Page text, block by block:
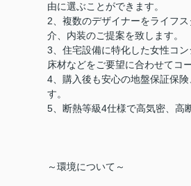
由に選ぶことができます。
2、複数のデザイナーをライフ
介、内装のご提案を致します。
3、住宅設備に特化した女性コ
床材などをご要望に合わせてコ
4、購入後も安心の地盤保証保
す。
5、断熱等級4仕様で高気密、高
～環境について～